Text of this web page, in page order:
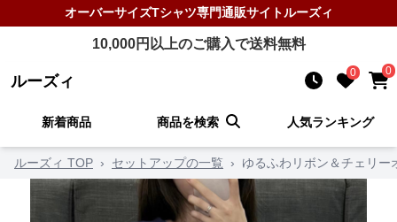
オーバーサイズTシャツ専門通販サイトルーズィ
10,000円以上のご購入で送料無料
ルーズィ 0 0
新着商品 商品を検索 人気ランキング
ルーズィ TOP › セットアップの一覧 › ゆるふわリボン＆チェリー